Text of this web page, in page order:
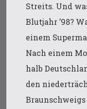
Streits. Und
Blutjahr ’98?
einem
Nach einem
halb
den